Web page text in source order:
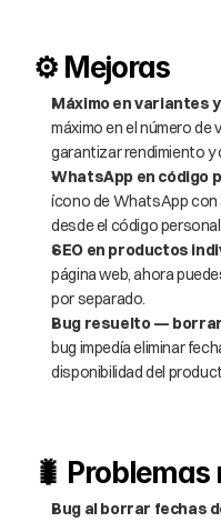
⚙️ Mejoras
Máximo en variantes
máximo en el número
garantizar rendimiento
WhatsApp en código
ícono de WhatsApp
desde el código
SEO en productos
página web, ahora
por separado.
Bug resuelto —
bug impedía eliminar
disponibilidad del
🐛
Bug al borrar fechas